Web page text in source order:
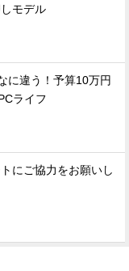
モデル
に違う！予算10万円
ライフ
にご協力をお願いし